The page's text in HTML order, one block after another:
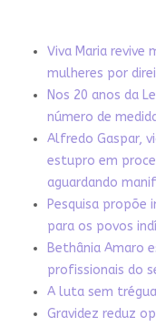
Viva Maria revive
mulheres por
Nos 20 anos da
número de
Alfredo Gaspar,
estupro em
aguardando
Pesquisa propõe
para os povos
Bethânia Amaro
profissionais do
A luta sem
Gravidez reduz